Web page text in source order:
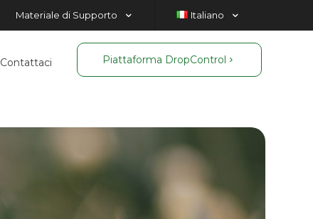
Materiale di Supporto Italiano
Contattaci Piattaforma DropControl